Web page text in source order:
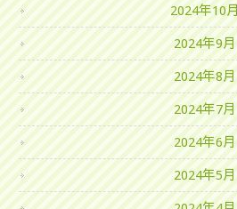
2024年10月
2024年9月
2024年8月
2024年7月
2024年6月
2024年5月